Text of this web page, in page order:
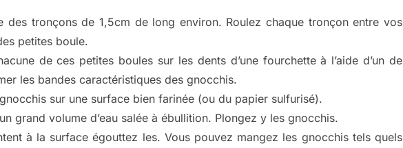
des tronçons de 1,5cm de long environ. Roulez chaque tronçon entre vos
petites boule.
de ces petites boules sur les dents d’une fourchette à l’aide d’un de
les bandes caractéristiques des gnocchis.
sur une surface bien farinée (ou du papier sulfurisé).
grand volume d’eau salée à ébullition. Plongez y les gnocchis.
à la surface égouttez les. Vous pouvez mangez les gnocchis tels quels